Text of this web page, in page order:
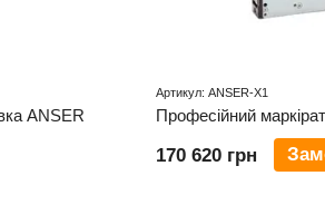
ANSER
Артикул: ANSER-X1
170 620 грн